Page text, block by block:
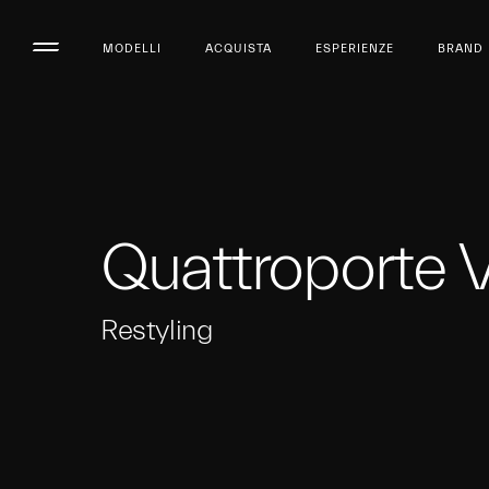
MODELLI ACQUISTA ESPERIENZE BRAND
Quattroporte
Restyling